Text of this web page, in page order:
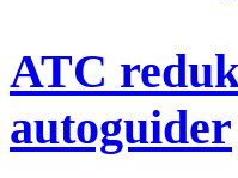
ATC
autoguider